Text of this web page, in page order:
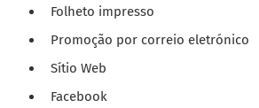
Folheto impresso
Promoção por correio eletrónico
Sítio Web
Facebook